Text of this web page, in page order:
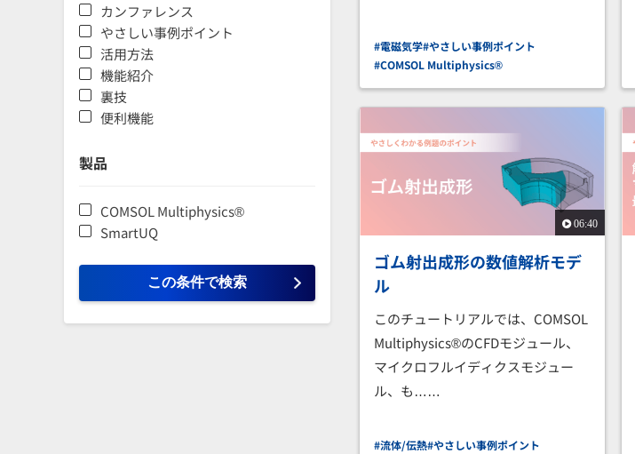
カンファレンス
やさしい事例ポイント
活用方法
機能紹介
裏技
便利機能
製品
COMSOL Multiphysics®
SmartUQ
#電磁気学#やさしい事例ポイント
#COMSOL Multiphysics®
06:40
ゴム射出成形の数値解析モデ
ル
このチュートリアルでは、COMSOL
Multiphysics®のCFDモジュール、
マイクロフルイディクスモジュー
ル、も……
#流体/伝熱#やさしい事例ポイント